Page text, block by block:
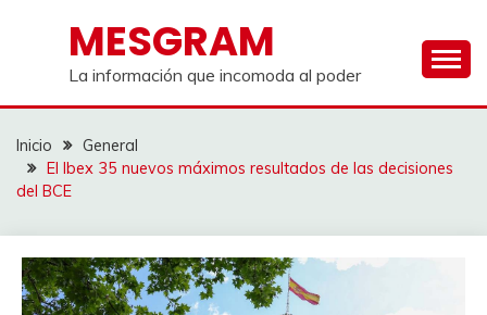
contenidoMESGRAM
La información que incomoda al poder
Inicio
General
El Ibex 35 nuevos máximos resultados de las decisiones
del BCE